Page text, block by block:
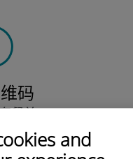
and
码
餐并
。